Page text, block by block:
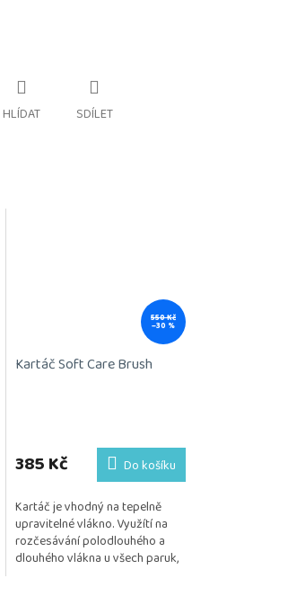
HLÍDAT SDÍLET
550 Kč
–30 %
Kartáč Soft Care Brush
385 Kč Do košíku
Kartáč je vhodný na tepelně
upravitelné vlákno. Využítí na
rozčesávání polodlouhého a
dlouhého vlákna u všech paruk,